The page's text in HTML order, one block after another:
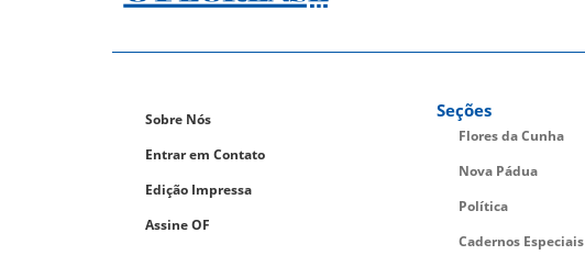
Sobre Nós
Entrar em Contato
Edição Impressa
Assine OF
Seções
Flores da Cunha
Nova Pádua
Política
Cadernos Especiais